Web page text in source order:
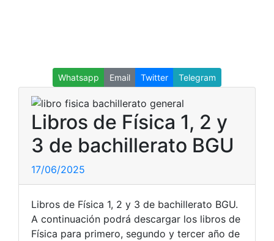
Whatsapp Email Twitter Telegram
Libros de Física 1, 2 y
3 de bachillerato BGU
17/06/2025
Libros de Física 1, 2 y 3 de bachillerato BGU.
A continuación podrá descargar los libros de
Física para primero, segundo y tercer año de